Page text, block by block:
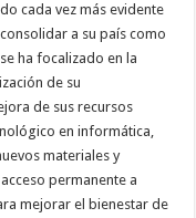
cada vez más evidente
a su país como
ha focalizado en la
de su
de sus recursos
en informática,
materiales y
permanente a
mejorar el bienestar de